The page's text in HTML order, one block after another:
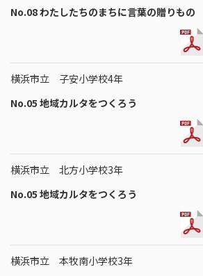
No.08 わたしたちのまちに言葉の贈りもの
横浜市立 子安小学校4年
No.05 地域カルタをつくろう
横浜市立 北方小学校3年
No.05 地域カルタをつくろう
横浜市立 本牧南小学校3年